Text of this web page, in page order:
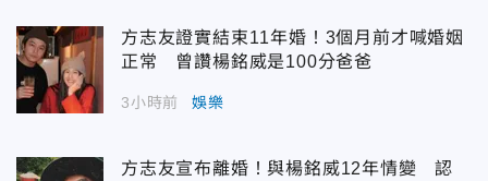
方志友證實結束11年婚！3個月前才喊婚姻
正常 曾讚楊銘威是100分爸爸
3小時前 娛樂
方志友宣布離婚！與楊銘威12年情變 認